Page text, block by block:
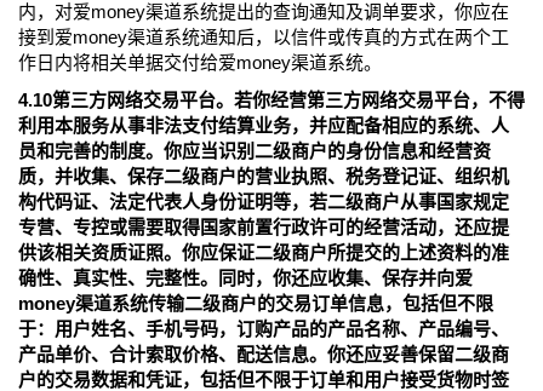
内，对爱money渠道系统提出的查询通知及调单要求，你应在
接到爱money渠道系统通知后，以信件或传真的方式在两个工
作日内将相关单据交付给爱money渠道系统。
4.10第三方网络交易平台。若你经营第三方网络交易平台，不得
利用本服务从事非法支付结算业务，并应配备相应的系统、人
员和完善的制度。你应当识别二级商户的身份信息和经营资
质，并收集、保存二级商户的营业执照、税务登记证、组织机
构代码证、法定代表人身份证明等，若二级商户从事国家规定
专营、专控或需要取得国家前置行政许可的经营活动，还应提
供该相关资质证照。你应保证二级商户所提交的上述资料的准
确性、真实性、完整性。同时，你还应收集、保存并向爱
money渠道系统传输二级商户的交易订单信息，包括但不限
于：用户姓名、手机号码，订购产品的产品名称、产品编号、
产品单价、合计索取价格、配送信息。你还应妥善保留二级商
户的交易数据和凭证，包括但不限于订单和用户接受货物时签